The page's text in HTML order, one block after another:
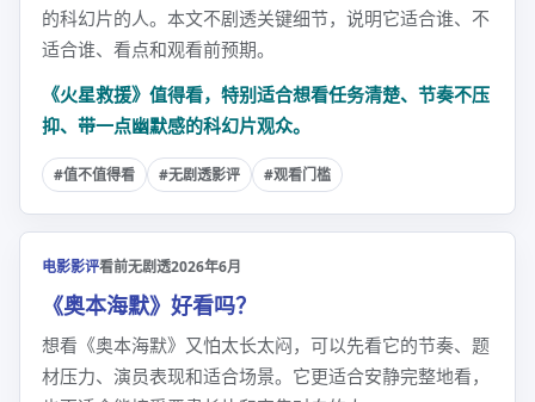
的科幻片的人。本文不剧透关键细节，说明它适合谁、不
适合谁、看点和观看前预期。
《火星救援》值得看，特别适合想看任务清楚、节奏不压
抑、带一点幽默感的科幻片观众。
#值不值得看 #无剧透影评 #观看门槛
电影影评看前无剧透2026年6月
《奥本海默》好看吗？
想看《奥本海默》又怕太长太闷，可以先看它的节奏、题
材压力、演员表现和适合场景。它更适合安静完整地看，